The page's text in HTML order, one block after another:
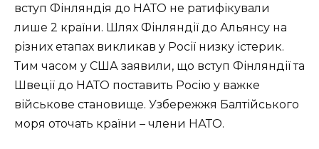
вступ Фінляндія до НАТО не ратифікували
лише 2 країни. Шлях Фінляндії до Альянсу на
різних етапах викликав у Росії низку істерик.
Тим часом у США заявили, що вступ Фінляндії та
Швеції до НАТО поставить Росію у важке
військове становище. Узбережжя Балтійського
моря оточать країни – члени НАТО.